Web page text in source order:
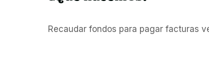
Recaudar fondos para pagar facturas